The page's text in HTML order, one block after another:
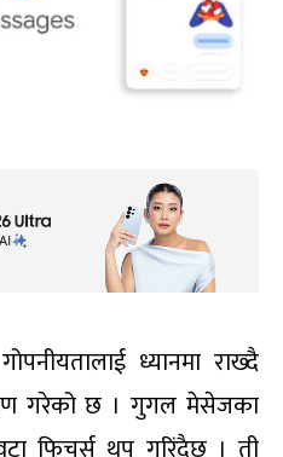
ध्यानमा राख्दै
गरेको छ । गुगल मेसेजका